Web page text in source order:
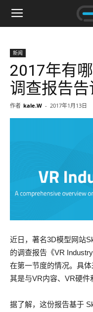
新闻
2017年有
调查报告告
作者 kale.W - 2017年1月13日
近日，著名3D模型网站
的调查报告《VR
在第一节度的情况。具
其是与VR内容、VR硬件
据了解，这份报告基于